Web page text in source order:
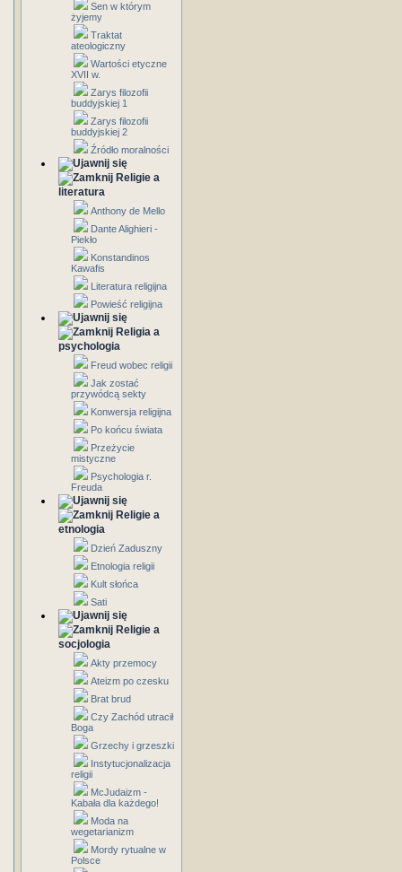
Sen w którym
żyjemy
Traktat
ateologiczny
Wartości etyczne
XVII w.
Zarys filozofii
buddyjskiej 1
Zarys filozofii
buddyjskiej 2
Źródło moralności
Religie a
literatura
Anthony de Mello
Dante Alighieri -
Piekło
Konstandinos
Kawafis
Literatura religijna
Powieść religijna
Religia a
psychologia
Freud wobec religii
Jak zostać
przywódcą sekty
Konwersja religijna
Po końcu świata
Przeżycie
mistyczne
Psychologia r.
Freuda
Religie a
etnologia
Dzień Zaduszny
Etnologia religii
Kult słońca
Sati
Religie a
socjologia
Akty przemocy
Ateizm po czesku
Brat brud
Czy Zachód utracił
Boga
Grzechy i grzeszki
Instytucjonalizacja
religii
McJudaizm -
Kabała dla każdego!
Moda na
wegetarianizm
Mordy rytualne w
Polsce